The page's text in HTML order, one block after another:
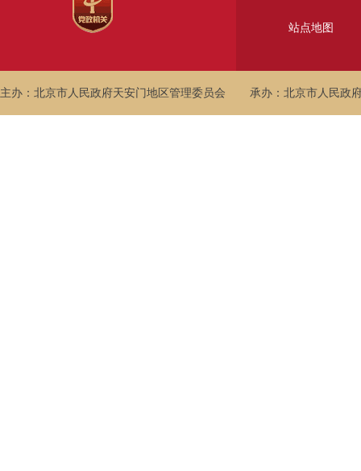
站点地图
主办：北京市人民政府天安门地区管理委员会 承办：北京市人民政